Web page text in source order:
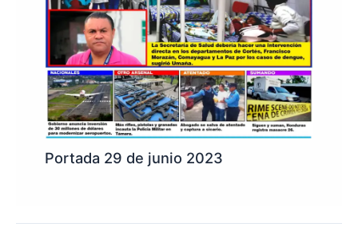
Portada 29 de junio 2023